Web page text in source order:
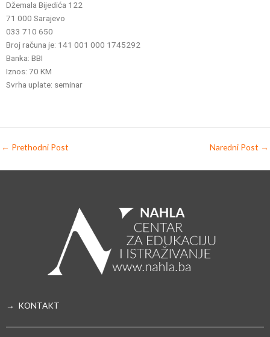
Džemala Bijedića 122
71 000 Sarajevo
033 710 650
Broj računa je: 141 001 000 1745292
Banka: BBI
Iznos: 70 KM
Svrha uplate: seminar
← Prethodni Post Naredni Post →
→ KONTAKT